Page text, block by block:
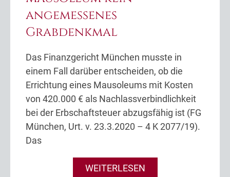
angemessenes
Grabdenkmal
Das Finanzgericht München musste in
einem Fall darüber entscheiden, ob die
Errichtung eines Mausoleums mit Kosten
von 420.000 € als Nachlassverbindlichkeit
bei der Erbschaftsteuer abzugsfähig ist (FG
München, Urt. v. 23.3.2020 – 4 K 2077/19).
Das
WEITERLESEN